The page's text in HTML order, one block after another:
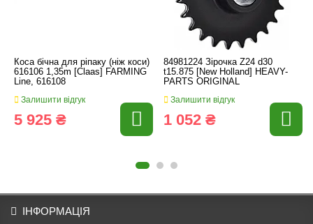
Коса бічна для ріпаку (ніж коси)
616106 1,35m [Claas] FARMING
Line, 616108
Залишити відгук
5 925 ₴
84981224 Зірочка Z24 d30
t15.875 [New Holland] HEAVY-
PARTS ORIGINAL
Залишити відгук
1 052 ₴
ІНФОРМАЦІЯ